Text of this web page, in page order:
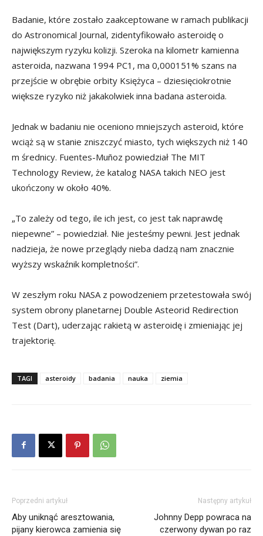
Badanie, które zostało zaakceptowane w ramach publikacji
do Astronomical Journal, zidentyfikowało asteroidę o
największym ryzyku kolizji. Szeroka na kilometr kamienna
asteroida, nazwana 1994 PC1, ma 0,000151% szans na
przejście w obrębie orbity Księżyca – dziesięciokrotnie
większe ryzyko niż jakakolwiek inna badana asteroida.
Jednak w badaniu nie oceniono mniejszych asteroid, które
wciąż są w stanie zniszczyć miasto, tych większych niż 140
m średnicy. Fuentes-Muñoz powiedział The MIT
Technology Review, że katalog NASA takich NEO jest
ukończony w około 40%.
„To zależy od tego, ile ich jest, co jest tak naprawdę
niepewne” – powiedział. Nie jesteśmy pewni. Jest jednak
nadzieja, że ​​nowe przeglądy nieba dadzą nam znacznie
wyższy wskaźnik kompletności”.
W zeszłym roku NASA z powodzeniem przetestowała swój
system obrony planetarnej Double Asteorid Redirection
Test (Dart), uderzając rakietą w asteroidę i zmieniając jej
trajektorię.
TAGI asteroidy badania nauka ziemia
Poprzedni artykuł
Aby uniknąć aresztowania,
pijany kierowca zamienia się
Następny artykuł
Johnny Depp powraca na
czerwony dywan po raz